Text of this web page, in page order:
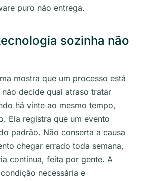
puro não entrega.
sozinha não
mostra que um processo está
não decide qual atraso tratar
há vinte ao mesmo tempo,
Ela registra que um evento
padrão. Não conserta a causa
chegar errado toda semana,
contínua, feita por gente. A
necessária e